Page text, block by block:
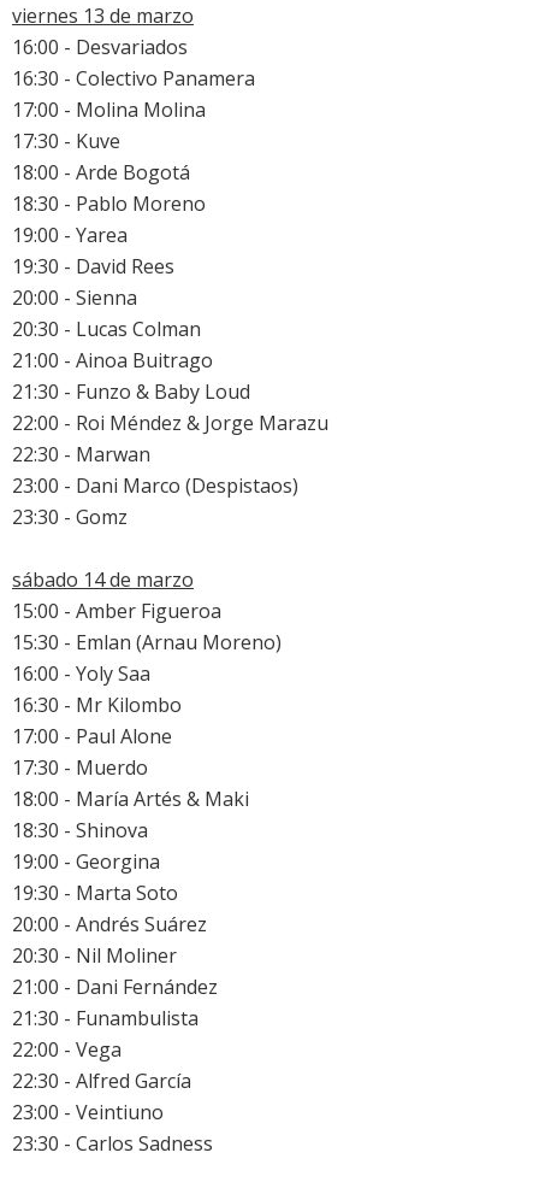
viernes 13 de marzo
16:00 - Desvariados
16:30 - Colectivo Panamera
17:00 - Molina Molina
17:30 - Kuve
18:00 - Arde Bogotá
18:30 - Pablo Moreno
19:00 - Yarea
19:30 - David Rees
20:00 - Sienna
20:30 - Lucas Colman
21:00 - Ainoa Buitrago
21:30 - Funzo & Baby Loud
22:00 - Roi Méndez & Jorge Marazu
22:30 - Marwan
23:00 - Dani Marco (Despistaos)
23:30 - Gomz
sábado 14 de marzo
15:00 - Amber Figueroa
15:30 - Emlan (Arnau Moreno)
16:00 - Yoly Saa
16:30 - Mr Kilombo
17:00 - Paul Alone
17:30 - Muerdo
18:00 - María Artés & Maki
18:30 - Shinova
19:00 - Georgina
19:30 - Marta Soto
20:00 - Andrés Suárez
20:30 - Nil Moliner
21:00 - Dani Fernández
21:30 - Funambulista
22:00 - Vega
22:30 - Alfred García
23:00 - Veintiuno
23:30 - Carlos Sadness